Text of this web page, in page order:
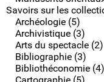
Savoirs sur les
Archéologie (5)
Archivistique (3)
Arts du spectacle (2)
Bibliographie (3)
Bibliothéconomie (4)